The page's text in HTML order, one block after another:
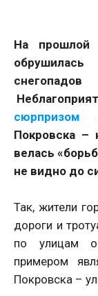
На прошлой
обрушилась
сюрпризом
Покровска –
велась
не видно до
Так, жители
дороги и
по улицам
примером
Покровска –